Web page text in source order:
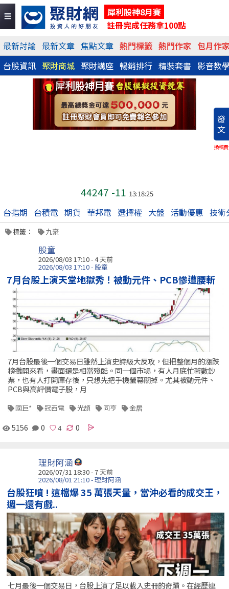
犀利股神8月賽
註冊完成任務拿100點
最新討論 最新文章 焦點文章 熱門標籤 熱門作家 包月作
台股資訊 聚財商城 聚財講座 暢銷排行 精裝套書 影音教
發
文
換稿費
44247 -11 13:18:25
台指期 台積電 期貨 華邦電 選擇權 大盤 活動優惠 技術
標籤： 九豪
股童
2026/08/03 17:10 - 4 天前
2026/08/03 17:10 - 股童
7月台股上演天堂地獄秀！被動元件、PCB慘遭腰斬
7月台股最後一個交易日雖然上演史詩級大反攻，但把整個月的漲跌
榜攤開來看，畫面還是相當殘酷。同一個市場，有人月底忙著數鈔
票，也有人打開庫存後，只想先把手機螢幕關掉。尤其被動元件、
PCB與高評價電子股，月
國巨* 冠西電 光頡 同亨 金居
5156 0 0
理財阿涵
2026/07/31 18:30 - 7 天前
2026/08/01 21:10 - 理財阿涵
台股狂噴 ! 這檔爆 35 萬張天量，當沖必看的成交王，
週一還有戲..
七月最後一個交易日，台股上演了足以載入史冊的奇蹟。在經歷連